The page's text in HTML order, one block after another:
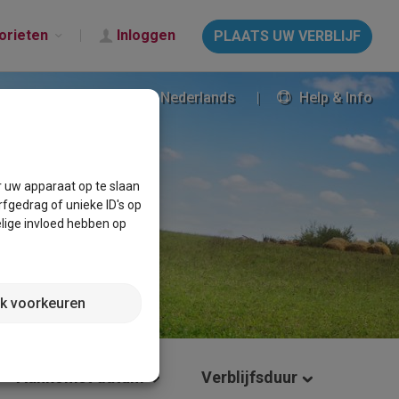
Inloggen PLAATS UW VERBLIJF
Nederlands Help & Info
Verblijfsduur
apparaat op te slaan
of unieke ID's op
invloed hebben op
voorkeuren